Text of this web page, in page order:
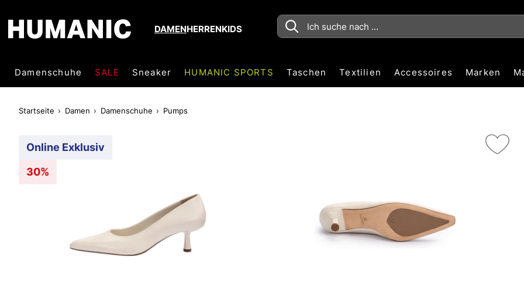
DAMENHERRENKIDS
Damenschuhe SALE Sneaker HUMANIC SPORTS Taschen Textilien Accessoires Marken
Startseite Damen Damenschuhe Pumps
Online Exklusiv
30%